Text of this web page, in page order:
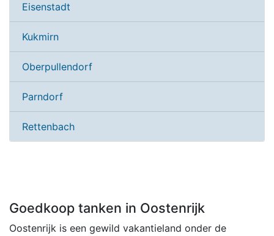
Eisenstadt
Kukmirn
Oberpullendorf
Parndorf
Rettenbach
Goedkoop tanken in Oostenrijk
Oostenrijk is een gewild vakantieland onder de